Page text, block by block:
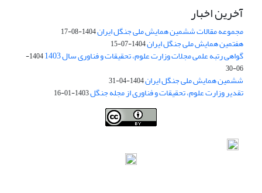
آخرین اخبار
مجموعه مقالات ششمین همایش ملی جنگل ایران1404-08-17
هفتمین همایش ملی جنگل ایران1404-07-15
گواهی رتبه علمی مجلات وزارت علوم، تحقیقات و فناوری سال 1403
1404-
06-30
ششمین همایش ملی جنگل ایران1404-04-31
تقدیر وزارت علوم، تحقیقات و فناوری از مجله جنگل1403-01-16